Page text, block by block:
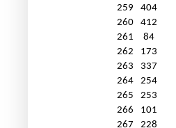
259
404
260
412
261
84
262
173
263
337
264
254
265
253
266
101
267
228